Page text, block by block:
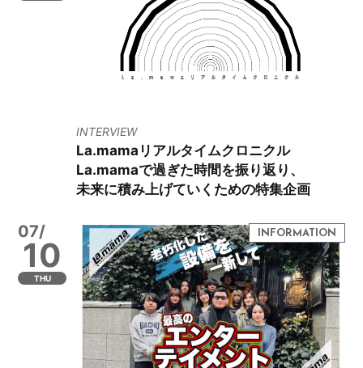
INTERVIEW
La.mamaリアルタイムクロニクル
La.mamaで過ぎた時間を振り返り、
未来に積み上げていくための特集企画
07/
10
THU